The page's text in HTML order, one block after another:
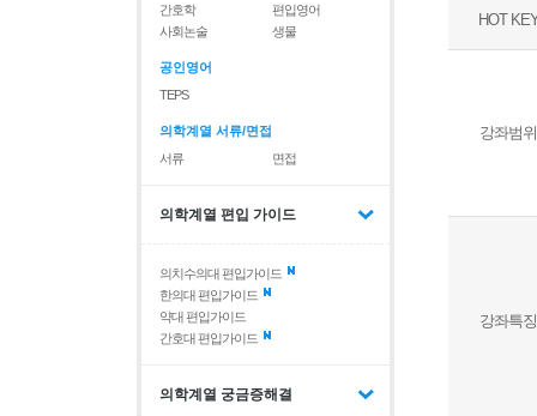
간호학
편입영어
사회논술
생물
공인영어
TEPS
의학계열 서류/면접
서류
면접
의학계열 편입 가이드
의치수의대 편입가이드
한의대 편입가이드
약대 편입가이드
간호대 편입가이드
의학계열 궁금증해결
HOT
강좌범위
강좌특징